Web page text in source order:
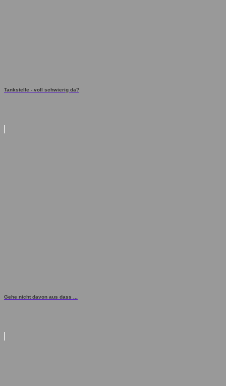
Tankstelle - voll schwierig da?
Gehe nicht davon aus dass ...